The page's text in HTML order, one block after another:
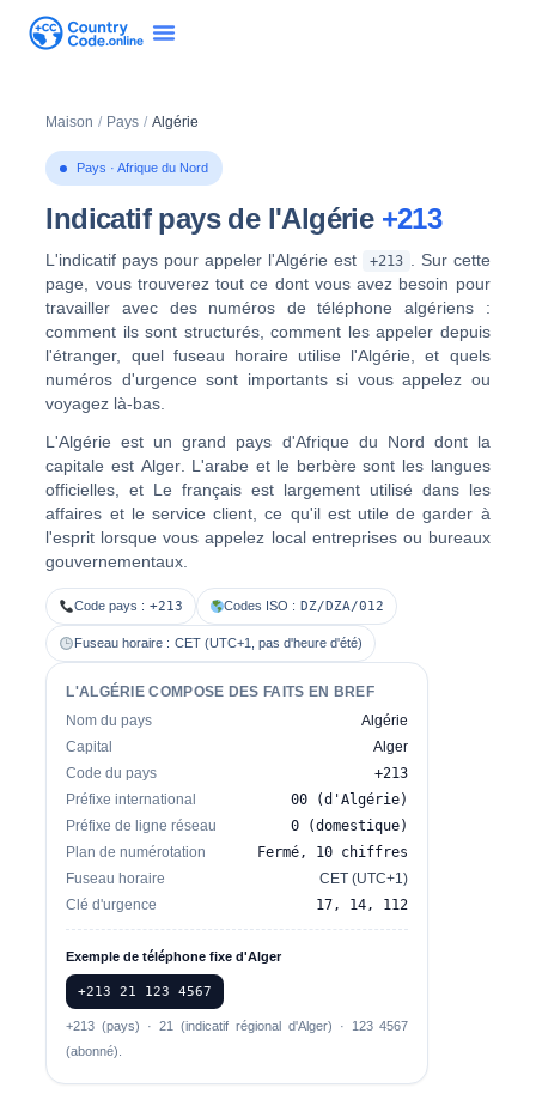
Maison / Pays / Algérie
Pays · Afrique du Nord
Indicatif pays de l'Algérie +213
L'indicatif pays pour appeler l'Algérie est +213
. Sur cette
page, vous trouverez tout ce dont vous avez besoin pour
travailler avec des numéros de téléphone algériens :
comment ils sont structurés, comment les appeler depuis
l'étranger, quel fuseau horaire utilise l'Algérie, et quels
numéros d'urgence sont importants si vous appelez ou
voyagez là-bas.
L'Algérie est un grand pays d'Afrique du Nord dont la
capitale est Alger. L'arabe et le berbère sont les langues
officielles, et Le français est largement utilisé dans les
affaires et le service client, ce qu'il est utile de garder à
l'esprit lorsque vous appelez local entreprises ou bureaux
gouvernementaux.
Code pays : +213 Codes ISO : DZ/DZA/012
Fuseau horaire : CET (UTC+1, pas d'heure d'été)
L'ALGÉRIE COMPOSE DES FAITS EN BREF
Nom du pays
Algérie
Capital
Alger
Code du pays
+213
Préfixe international
00 (d'Algérie)
Préfixe de ligne réseau
0 (domestique)
Plan de numérotation
Fermé, 10 chiffres
Fuseau horaire
CET (UTC+1)
Clé d'urgence
17, 14, 112
Exemple de téléphone fixe d'Alger
+213 21 123 4567
+213 (pays) · 21 (indicatif régional d'Alger) · 123 4567
(abonné).